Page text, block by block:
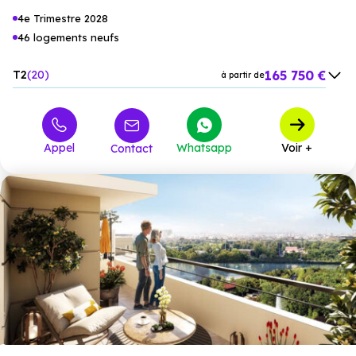
4e Trimestre 2028
46 logements neufs
T2 20 à partir de165 750 €
à partir de 269 100 €
à partir de 336 375 €
Appel Contact Whatsapp Voir +